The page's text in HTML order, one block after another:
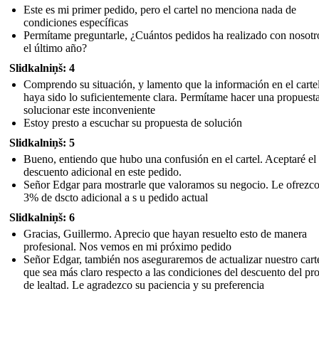
Este es mi primer pedido, pero el cartel no menciona nada de
condiciones específicas
Permítame preguntarle, ¿Cuántos pedidos ha realizado con
el último año?
Slidkalniņš: 4
Comprendo su situación, y lamento que la información en el
haya sido lo suficientemente clara. Permítame hacer una
solucionar este inconveniente
Estoy presto a escuchar su propuesta de solución
Slidkalniņš: 5
Bueno, entiendo que hubo una confusión en el cartel. Aceptaré el
descuento adicional en este pedido.
Señor Edgar para mostrarle que valoramos su negocio. Le
3% de dscto adicional a s u pedido actual
Slidkalniņš: 6
Gracias, Guillermo. Aprecio que hayan resuelto esto de manera
profesional. Nos vemos en mi próximo pedido
Señor Edgar, también nos aseguraremos de actualizar nuestro
que sea más claro respecto a las condiciones del descuento del
de lealtad. Le agradezco su paciencia y su preferencia